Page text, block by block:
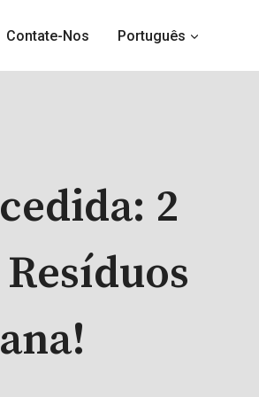
Contate-Nos Português
2